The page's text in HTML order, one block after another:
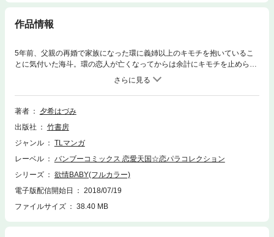
作品情報
5年前、父親の再婚で家族になった環に義姉以上のキモチを抱いているこ
とに気付いた海斗。環の恋人が亡くなってからは余計にキモチを止められ
なくて―…。切ない想いが溢れちゃう!熱い快感が止まらない!読み応えた
著者
夕希はづみ
出版社
竹書房
ジャンル
TLマンガ
レーベル
バンブーコミックス 恋愛天国☆恋パラコレクション
シリーズ
欲情BABY(フルカラー)
電子版配信開始日
2018/07/19
ファイルサイズ
38.40 MB